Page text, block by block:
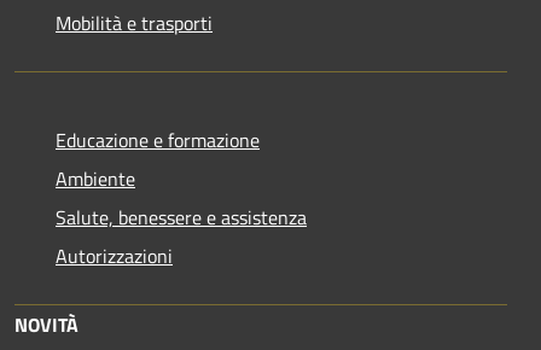
Mobilità e trasporti
Educazione e formazione
Ambiente
Salute, benessere e assistenza
Autorizzazioni
NOVITÀ